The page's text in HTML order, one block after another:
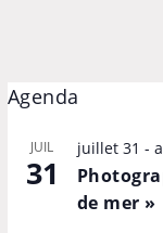
Agenda
JUIL
31
juillet 31 -
de mer »